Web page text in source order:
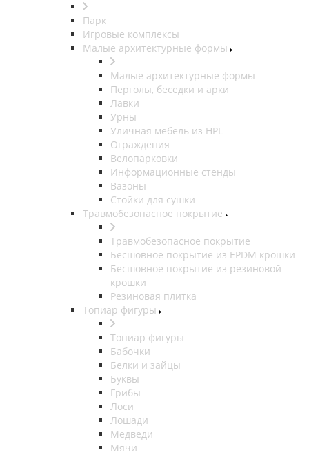
Парк
Игровые комплексы
Малые архитектурные формы
Малые архитектурные формы
Перголы, беседки и арки
Лавки
Урны
Уличная мебель из HPL
Ограждения
Велопарковки
Информационные стенды
Вазоны
Стойки для сушки
Травмобезопасное покрытие
Травмобезопасное покрытие
Бесшовное покрытие из EPDM крошки
Бесшовное покрытие из резиновой
крошки
Резиновая плитка
Топиар фигуры
Топиар фигуры
Бабочки
Белки и зайцы
Буквы
Грибы
Лоси
Лошади
Медведи
Мячи